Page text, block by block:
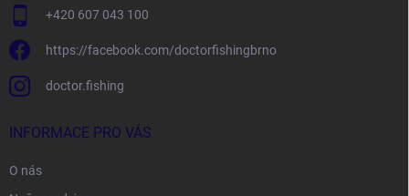
+420 607 043 100
https://facebook.com/doctorfishingbrno
doctor.fishing
INFORMACE PRO VÁS
O nás